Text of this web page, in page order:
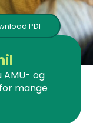
AMU- og
mange
PDF